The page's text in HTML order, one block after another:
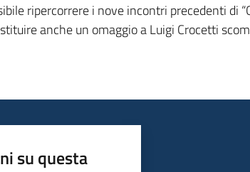
ripercorrere i nove incontri precedenti di
anche un omaggio a Luigi Crocetti
su questa